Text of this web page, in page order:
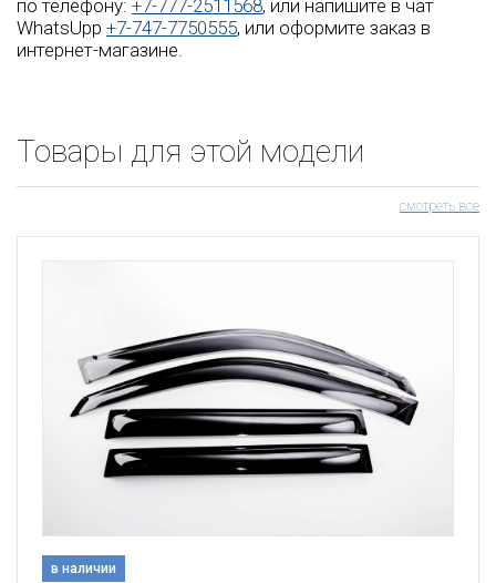
по телефону: +7-777-2511568, или напишите в чат
WhatsUpp +7-747-7750555, или оформите заказ в
интернет-магазине.
Товары для этой модели
смотреть все
в наличии